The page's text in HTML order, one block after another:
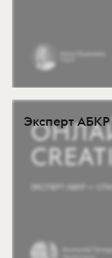
Эксперт АБКР